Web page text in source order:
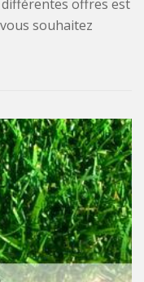
offres est
souhaitez